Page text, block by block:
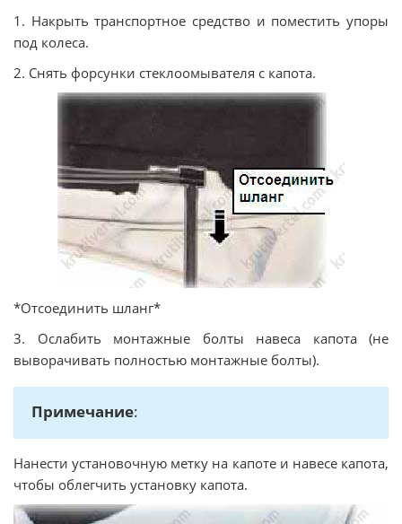
1. Накрыть транспортное средство и поместить упоры
под колеса.
2. Снять форсунки стеклоомывателя с капота.
*Отсоединить шланг*
3. Ослабить монтажные болты навеса капота (не
выворачивать полностью монтажные болты).
Примечание:
Нанести установочную метку на капоте и навесе капота,
чтобы облегчить установку капота.